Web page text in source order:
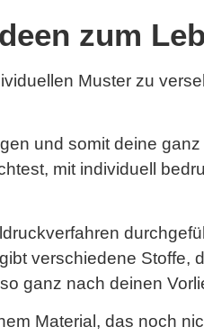
zum
Muster zu
und somit deine
mit individuell
verschiedene Stoffe,
ganz nach deinen
Material, das noch